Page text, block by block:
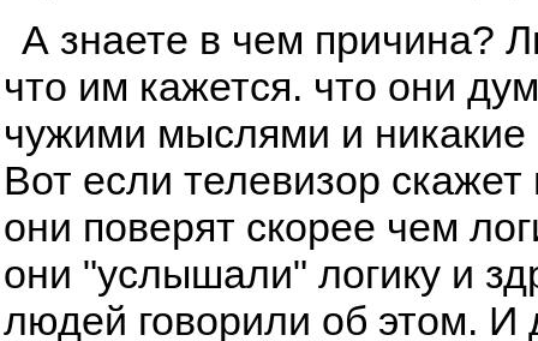
А знаете в чем причина?
что им кажется. что они
чужими мыслями и никакие
Вот если телевизор скажет
они поверят скорее чем
они "услышали" логику и
людей говорили об этом.